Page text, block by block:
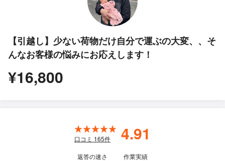
【引越し】少ない荷物だけ自分で運ぶの大変、、そ
んなお客様の悩みにお応えします！
¥16,800
口コミ 165件 4.91
返答の速さ 作業実績